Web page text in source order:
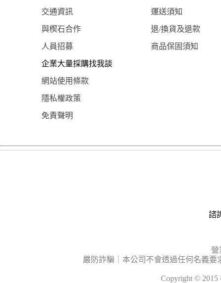
交通資訊 運送須知
與楔石合作 退/換貨及退款
人員招募 商品保固須知
企業大量採購找我談
網站使用條款
隱私權政策
免責聲明
諮
營
嚴防詐騙｜本公司不會透過任何名義
Copyright ©